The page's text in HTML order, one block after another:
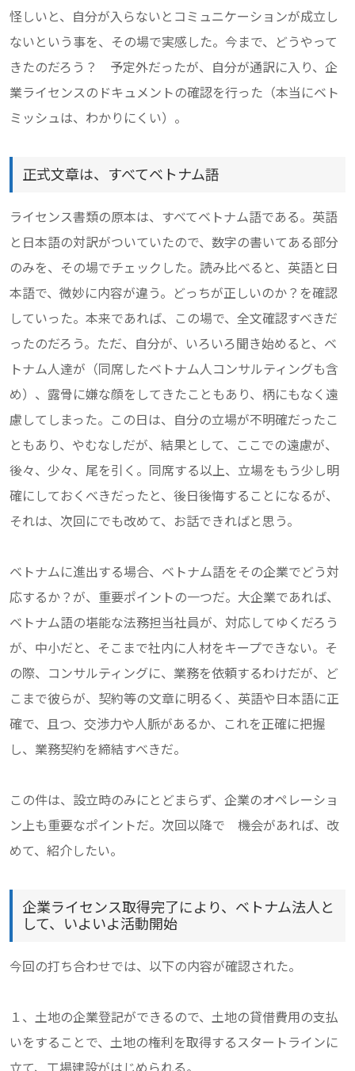
怪しいと、自分が入らないとコミュニケーションが成立し
ないという事を、その場で実感した。今まで、どうやって
きたのだろう？ 予定外だったが、自分が通訳に入り、企
業ライセンスのドキュメントの確認を行った（本当にベト
ミッシュは、わかりにくい）。
正式文章は、すべてベトナム語
ライセンス書類の原本は、すべてベトナム語である。英語
と日本語の対訳がついていたので、数字の書いてある部分
のみを、その場でチェックした。読み比べると、英語と日
本語で、微妙に内容が違う。どっちが正しいのか？を確認
していった。本来であれば、この場で、全文確認すべきだ
ったのだろう。ただ、自分が、いろいろ聞き始めると、ベ
トナム人達が（同席したベトナム人コンサルティングも含
め）、露骨に嫌な顔をしてきたこともあり、柄にもなく遠
慮してしまった。この日は、自分の立場が不明確だったこ
ともあり、やむなしだが、結果として、ここでの遠慮が、
後々、少々、尾を引く。同席する以上、立場をもう少し明
確にしておくべきだったと、後日後悔することになるが、
それは、次回にでも改めて、お話できればと思う。
ベトナムに進出する場合、ベトナム語をその企業でどう対
応するか？が、重要ポイントの一つだ。大企業であれば、
ベトナム語の堪能な法務担当社員が、対応してゆくだろう
が、中小だと、そこまで社内に人材をキープできない。そ
の際、コンサルティングに、業務を依頼するわけだが、ど
こまで彼らが、契約等の文章に明るく、英語や日本語に正
確で、且つ、交渉力や人脈があるか、これを正確に把握
し、業務契約を締結すべきだ。
この件は、設立時のみにとどまらず、企業のオペレーショ
ン上も重要なポイントだ。次回以降で 機会があれば、改
めて、紹介したい。
企業ライセンス取得完了により、ベトナム法人と
して、いよいよ活動開始
今回の打ち合わせでは、以下の内容が確認された。
１、土地の企業登記ができるので、土地の貸借費用の支払
いをすることで、土地の権利を取得するスタートラインに
立て、工場建設がはじめられる。